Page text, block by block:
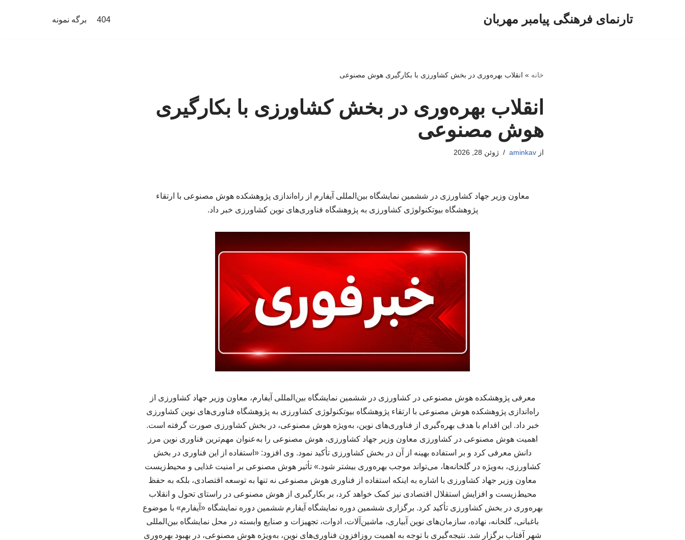
تارنمای فرهنگی پیامبر مهربان 404 برگه نمونه
خانه » انقلاب بهره‌وری در بخش کشاورزی با بکارگیری هوش مصنوعی
انقلاب بهره‌وری در بخش کشاورزی با بکارگیری
هوش مصنوعی
ازaminkav ژوئن 28, 2026
معاون وزیر جهاد کشاورزی در ششمین نمایشگاه بین‌المللی آیفارم از راه‌اندازی پژوهشکده هوش مصنوعی با ارتقاء
پژوهشگاه بیوتکنولوژی کشاورزی به پژوهشگاه فناوری‌های نوین کشاورزی خبر داد.
معرفی پژوهشکده هوش مصنوعی در کشاورزی در ششمین نمایشگاه بین‌المللی آیفارم، معاون وزیر جهاد کشاورزی از
راه‌اندازی پژوهشکده هوش مصنوعی با ارتقاء پژوهشگاه بیوتکنولوژی کشاورزی به پژوهشگاه فناوری‌های نوین کشاورزی
خبر داد. این اقدام با هدف بهره‌گیری از فناوری‌های نوین، به‌ویژه هوش مصنوعی، در بخش کشاورزی صورت گرفته است.
اهمیت هوش مصنوعی در کشاورزی معاون وزیر جهاد کشاورزی، هوش مصنوعی را به‌عنوان مهم‌ترین فناوری نوین مرز
دانش معرفی کرد و بر استفاده بهینه از آن در بخش کشاورزی تأکید نمود. وی افزود: «استفاده از این فناوری در بخش
کشاورزی، به‌ویژه در گلخانه‌ها، می‌تواند موجب بهره‌وری بیشتر شود.» تأثیر هوش مصنوعی بر امنیت غذایی و محیط‌زیست
معاون وزیر جهاد کشاورزی با اشاره به اینکه استفاده از فناوری هوش مصنوعی نه تنها به توسعه اقتصادی، بلکه به حفظ
محیط‌زیست و افزایش استقلال اقتصادی نیز کمک خواهد کرد، بر بکارگیری از هوش مصنوعی در راستای تحول و انقلاب
بهره‌وری در بخش کشاورزی تأکید کرد. برگزاری ششمین دوره نمایشگاه آیفارم ششمین دوره نمایشگاه «آیفارم» با موضوع
باغبانی، گلخانه، نهاده، سازمان‌های نوین آبیاری، ماشین‌آلات، ادوات، تجهیزات و صنایع وابسته در محل نمایشگاه بین‌المللی
شهر آفتاب برگزار شد. نتیجه‌گیری با توجه به اهمیت روزافزون فناوری‌های نوین، به‌ویژه هوش مصنوعی، در بهبود بهره‌وری